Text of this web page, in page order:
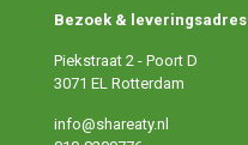
Bezoek & leveringsadres
Piekstraat 2 - Poort D
3071 EL Rotterdam
info@shareaty.nl